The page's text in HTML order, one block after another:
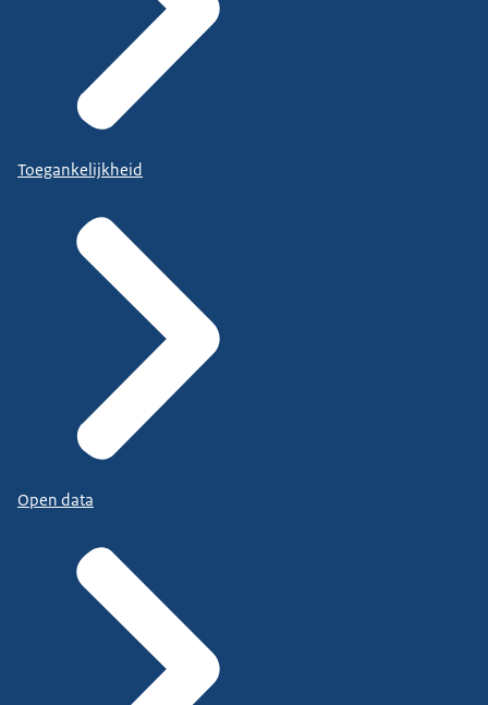
Toegankelijkheid
Open data